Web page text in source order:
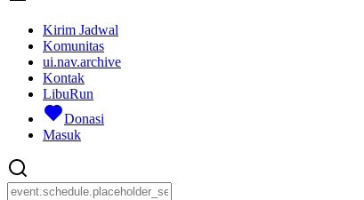
Kirim Jadwal
Komunitas
ui.nav.archive
Kontak
LibuRun
Donasi
Masuk